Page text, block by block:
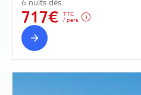
6 nuits dès
717€
TTC
/ pers.